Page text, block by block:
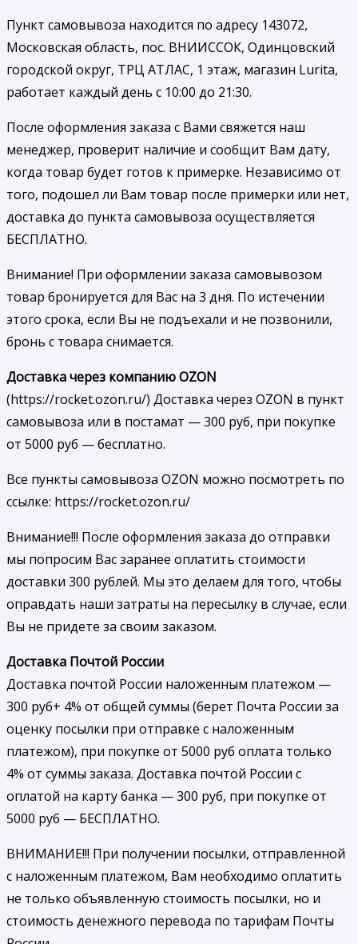
Пункт самовывоза находится по адресу 143072,
Московская область, пос. ВНИИССОК, Одинцовский
городской округ, ТРЦ АТЛАС, 1 этаж, магазин Lurita,
работает каждый день с 10:00 до 21:30.
После оформления заказа с Вами свяжется наш
менеджер, проверит наличие и сообщит Вам дату,
когда товар будет готов к примерке. Независимо от
того, подошел ли Вам товар после примерки или нет,
доставка до пункта самовывоза осуществляется
БЕСПЛАТНО.
Внимание! При оформлении заказа самовывозом
товар бронируется для Вас на 3 дня. По истечении
этого срока, если Вы не подъехали и не позвонили,
бронь с товара снимается.
Доставка через компанию OZON
(https://rocket.ozon.ru/) Доставка через OZON в пункт
самовывоза или в постамат — 300 руб, при покупке
от 5000 руб — бесплатно.
Все пункты самовывоза OZON можно посмотреть по
ссылке: https://rocket.ozon.ru/
Внимание!!! После оформления заказа до отправки
мы попросим Вас заранее оплатить стоимости
доставки 300 рублей. Мы это делаем для того, чтобы
оправдать наши затраты на пересылку в случае, если
Вы не придете за своим заказом.
Доставка Почтой России
Доставка почтой России наложенным платежом —
300 руб+ 4% от общей суммы (берет Почта России за
оценку посылки при отправке с наложенным
платежом), при покупке от 5000 руб оплата только
4% от суммы заказа. Доставка почтой России с
оплатой на карту банка — 300 руб, при покупке от
5000 руб — БЕСПЛАТНО.
ВНИМАНИЕ!!! При получении посылки, отправленной
с наложенным платежом, Вам необходимо оплатить
не только объявленную стоимость посылки, но и
стоимость денежного перевода по тарифам Почты